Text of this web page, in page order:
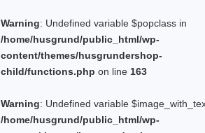
Warning: Undefined variable $popclass in
/home/husgrund/public_html/wp-
content/themes/husgrundershop-
child/functions.php on line 163
Warning: Undefined variable
/home/husgrund/public_html/wp-